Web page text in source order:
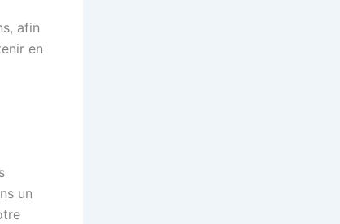
afin
en
un